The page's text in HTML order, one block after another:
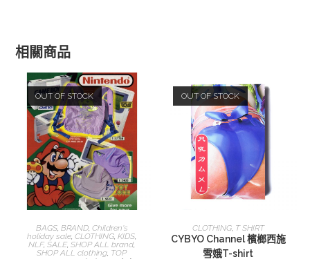
相關商品
OUT OF STOCK
選擇規格
BAGS, BRAND, Children's
holiday sale ,CLOTHING ,KIDS
NLF,SALE ,SHOP ALL brand
SHOP ALL clothing TOP
OUT OF STOCK
選擇規格
CLOTHING, T SHIRT
CYBYO Channel 檳榔西施
雪娥T-shirt